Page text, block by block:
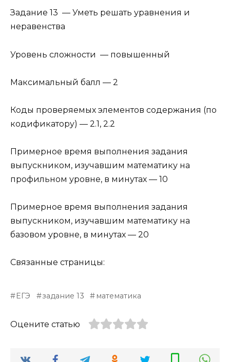
Задание 13 — Уметь решать уравнения и
неравенства
Уровень сложности — повышенный
Максимальный балл — 2
Коды проверяемых элементов содержания (по
кодификатору) — 2.1, 2.2
Примерное время выполнения задания
выпускником, изучавшим математику на
профильном уровне, в минутах — 10
Примерное время выполнения задания
выпускником, изучавшим математику на
базовом уровне, в минутах — 20
Связанные страницы:
ЕГЭ задание 13 математика
Оцените статью